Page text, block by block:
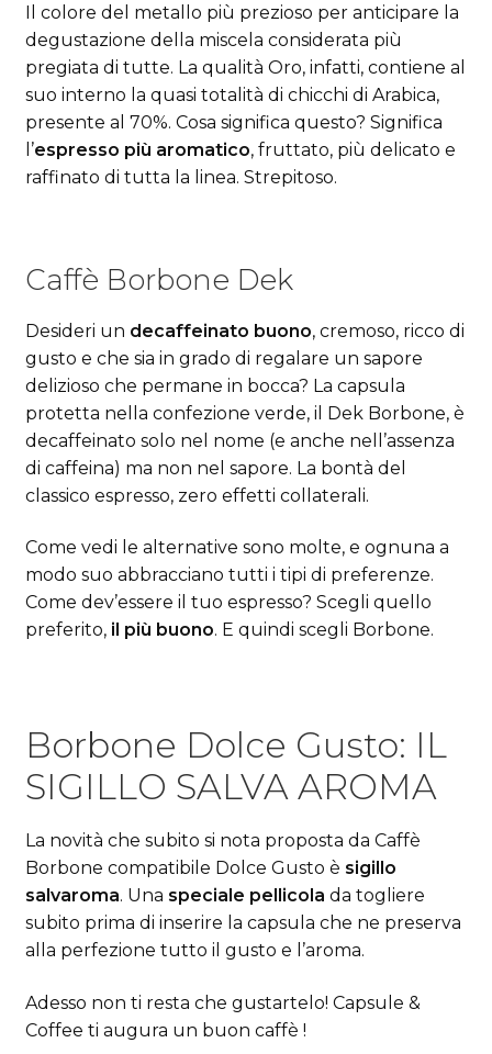
Il colore del metallo più prezioso per anticipare la
degustazione della miscela considerata più
pregiata di tutte. La qualità Oro, infatti, contiene al
suo interno la quasi totalità di chicchi di Arabica,
presente al 70%. Cosa significa questo? Significa
l’espresso più aromatico, fruttato, più delicato e
raffinato di tutta la linea. Strepitoso.
Caffè Borbone Dek
Desideri un decaffeinato buono, cremoso, ricco di
gusto e che sia in grado di regalare un sapore
delizioso che permane in bocca? La capsula
protetta nella confezione verde, il Dek Borbone, è
decaffeinato solo nel nome (e anche nell’assenza
di caffeina) ma non nel sapore. La bontà del
classico espresso, zero effetti collaterali.
Come vedi le alternative sono molte, e ognuna a
modo suo abbracciano tutti i tipi di preferenze.
Come dev’essere il tuo espresso? Scegli quello
preferito,il più buono. E quindi scegli Borbone.
Borbone Dolce Gusto: IL
SIGILLO SALVA AROMA
La novità che subito si nota proposta da Caffè
Borbone compatibile Dolce Gusto è sigillo
salvaroma. Una speciale pellicola da togliere
subito prima di inserire la capsula che ne preserva
alla perfezione tutto il gusto e l’aroma.
Adesso non ti resta che gustartelo! Capsule &
Coffee ti augura un buon caffè !